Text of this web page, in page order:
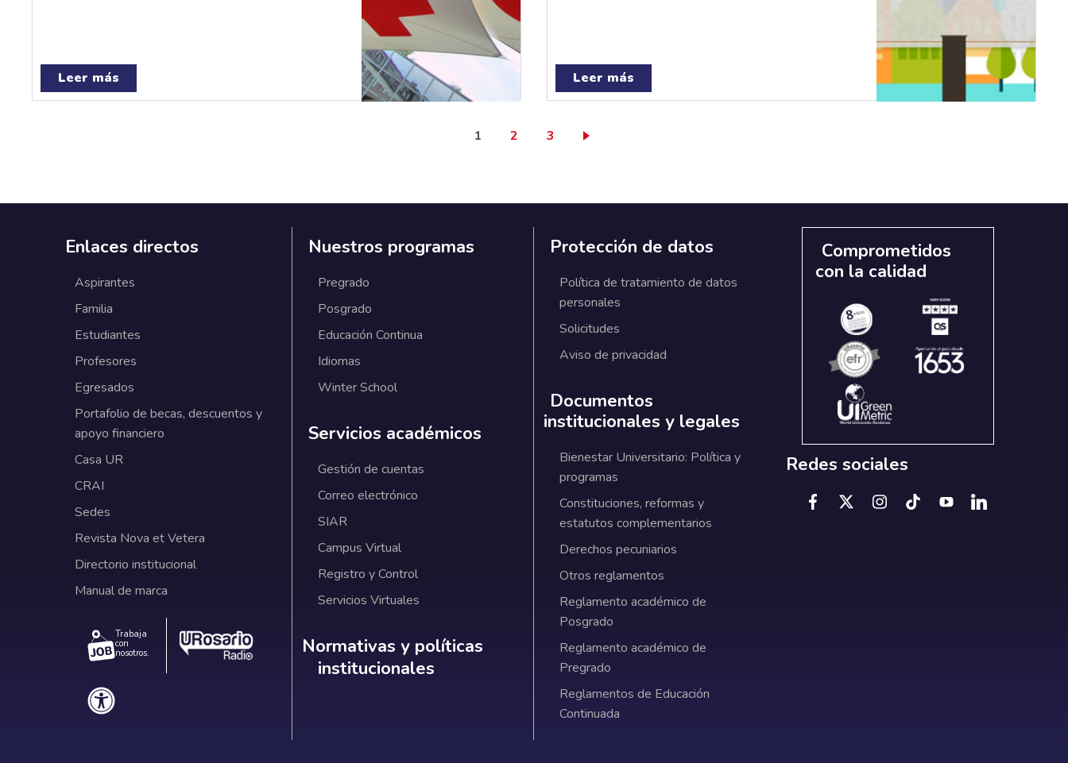
Leer más Leer más
Página actual
1 Page
2 Page
3
Enlaces directos
Aspirantes
Familia
Estudiantes
Profesores
Egresados
Portafolio de becas, descuentos y
apoyo financiero
Casa UR
CRAI
Sedes
Revista Nova et Vetera
Directorio institucional
Manual de marca
Trabaja
con
nosotros.
Nuestros programas
Pregrado
Posgrado
Educación Continua
Idiomas
Winter School
Servicios académicos
Gestión de cuentas
Correo electrónico
SIAR
Campus Virtual
Registro y Control
Servicios Virtuales
Normativas y políticas institucionales
Normativas y políticas
institucionales
Protección de datos
Política de tratamiento de datos
personales
Solicitudes
Aviso de privacidad
Documentos
institucionales y legales
Bienestar Universitario: Política y
programas
Constituciones, reformas y
estatutos complementarios
Derechos pecuniarios
Otros reglamentos
Reglamento académico de
Posgrado
Reglamento académico de
Pregrado
Reglamentos de Educación
Continuada
Comprometidos
con la calidad
Redes sociales